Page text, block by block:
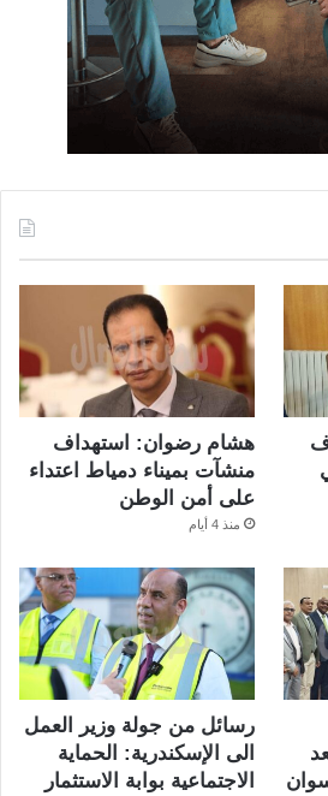
هشام رضوان: استهداف
منشآت بميناء دمياط اعتداء
على أمن الوطن
منذ 4 أيام
رسائل من جولة وزير العمل
الى الإسكندرية: الحماية
الاجتماعية بوابة الاستثمار